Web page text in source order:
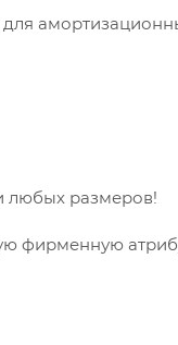
любых размеров!
фирменную